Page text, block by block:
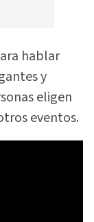
hablar
y
eligen
eventos.